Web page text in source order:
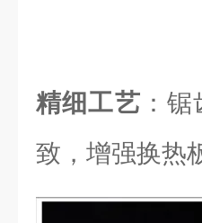
精细工艺 ：
致，增强换热